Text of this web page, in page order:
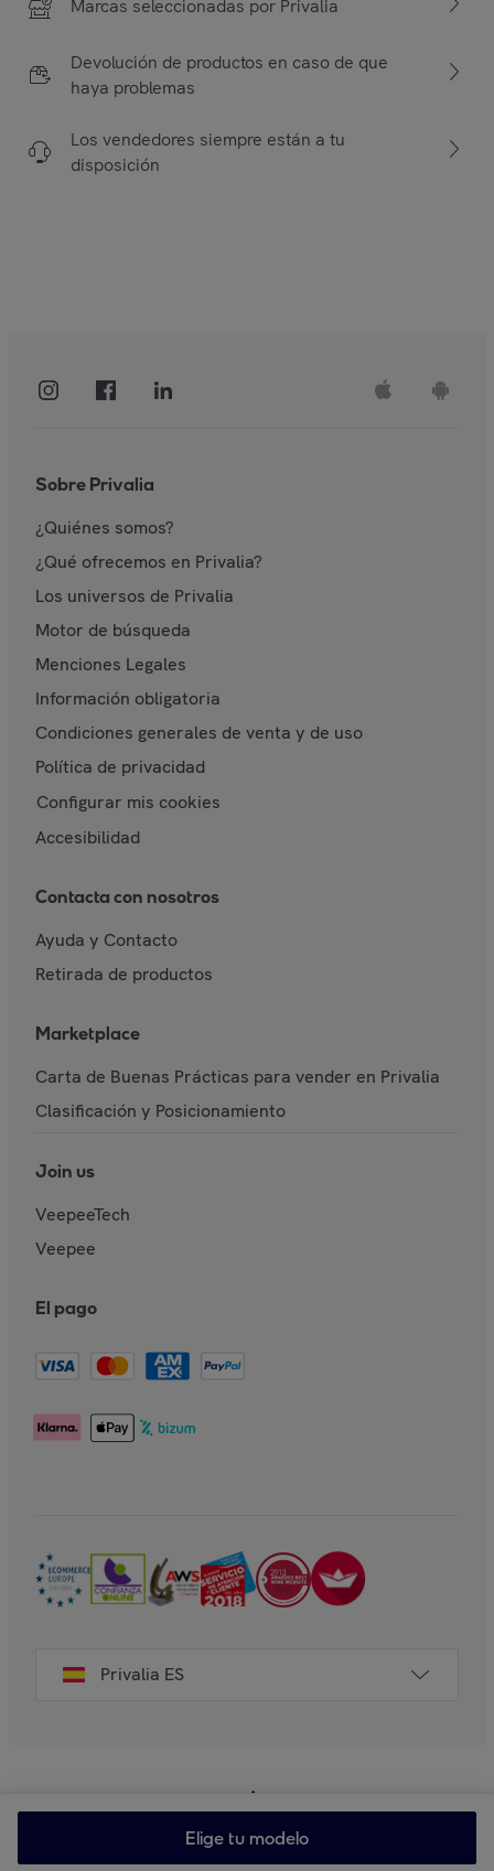
Marcas seleccionadas por Privalia
Devolución de productos en caso de que
haya problemas
Los vendedores siempre están a tu
disposición
Elige tu modelo
Sobre Privalia
¿Quiénes somos?
¿Qué ofrecemos en Privalia?
Los universos de Privalia
Motor de búsqueda
Menciones Legales
Información obligatoria
Condiciones generales de venta y de uso
Política de privacidad
Configurar mis cookies
Accesibilidad
Contacta con nosotros
Ayuda y Contacto
Retirada de productos
Marketplace
Carta de Buenas Prácticas para vender en Privalia
Clasificación y Posicionamiento
Join us
VeepeeTech
Veepee
El pago
Privalia ES